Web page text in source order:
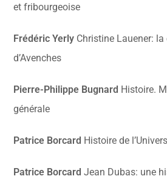
et fribourgeoise
Frédéric Yerly Christine Lauener:
d’Avenches
Pierre-Philippe Bugnard Histoire.
générale
Patrice Borcard Histoire de
Patrice BorcardJean Dubas: une